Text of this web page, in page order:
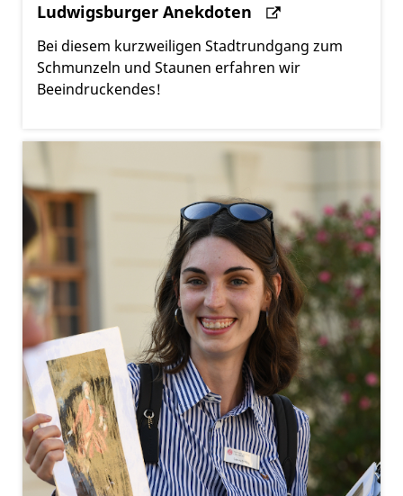
Ludwigsburger Anekdoten
Bei diesem kurzweiligen Stadtrundgang zum
Schmunzeln und Staunen erfahren wir
Beeindruckendes!